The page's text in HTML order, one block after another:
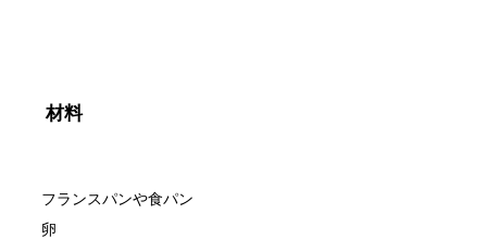
材料
フランスパンや食パン
卵